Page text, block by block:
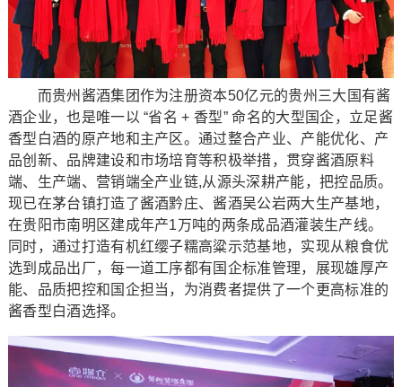
而贵州酱酒集团作为注册资本50亿元的贵州三大国有酱
酒企业，也是唯一以 “省名 + 香型” 命名的大型国企，立足酱
香型白酒的原产地和主产区。通过整合产业、产能优化、产
品创新、品牌建设和市场培育等积极举措，贯穿酱酒原料
端、生产端、营销端全产业链,从源头深耕产能，把控品质。
现已在茅台镇打造了酱酒黔庄、酱酒吴公岩两大生产基地，
在贵阳市南明区建成年产1万吨的两条成品酒灌装生产线。
同时，通过打造有机红缨子糯高粱示范基地，实现从粮食优
选到成品出厂，每一道工序都有国企标准管理，展现雄厚产
能、品质把控和国企担当，为消费者提供了一个更高标准的
酱香型白酒选择。